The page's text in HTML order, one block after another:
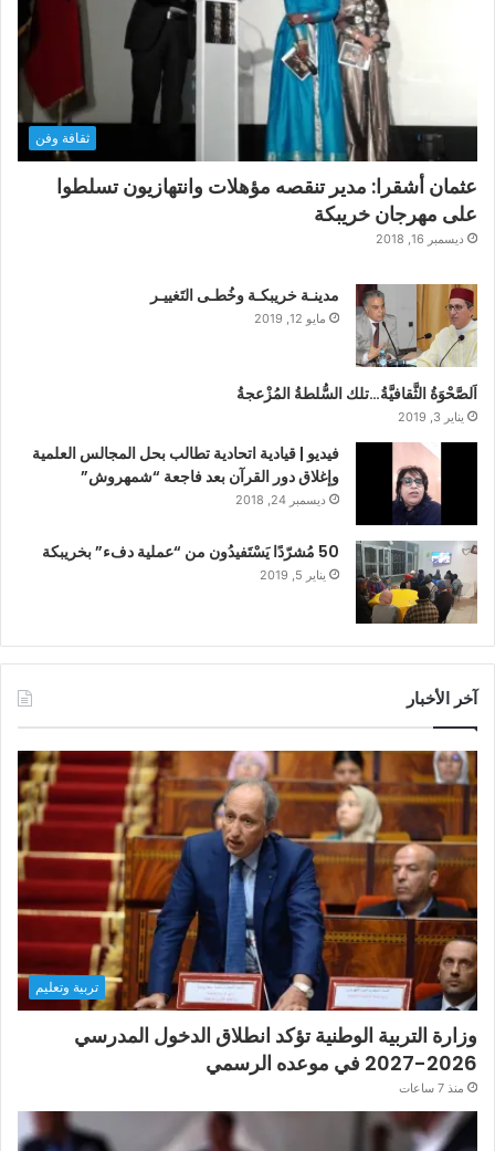
ثقافة وفن
عثمان أشقرا: مدير تنقصه مؤهلات وانتهازيون تسلطوا
على مهرجان خريبكة
ديسمبر 16, 2018
مدينـة خريبكـة وخُطـى التَغييـر
مايو 12, 2019
اَلصَّحْوَةُ الثَّقافيَّةُ…تلك السُّلطةُ المُزْعجةُ
يناير 3, 2019
فيديو | قيادية اتحادية تطالب بحل المجالس العلمية
وإغلاق دور القرآن بعد فاجعة “شمهروش”
ديسمبر 24, 2018
50 مُشرّدًا يَسْتَفيدُون من “عملية دفء” بخريبكة
يناير 5, 2019
آخر الأخبار
تربية وتعليم
وزارة التربية الوطنية تؤكد انطلاق الدخول المدرسي
2026-2027 في موعده الرسمي
منذ 7 ساعات